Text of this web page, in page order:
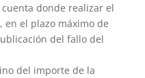
donde realizar el
el plazo máximo de
del fallo del
del importe de la